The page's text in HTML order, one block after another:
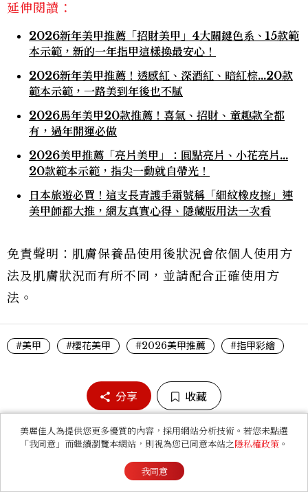
延伸閱讀：
2026新年美甲推薦「招財美甲」4大關鍵色系、15款範
本示範，新的一年指甲這樣換最安心！
2026新年美甲推薦！透感紅、深酒紅、暗紅棕…20款
範本示範，一路美到年後也不膩
2026馬年美甲20款推薦！喜氣、招財、童趣款全都
有，過年開運必做
2026美甲推薦「亮片美甲」：圓點亮片、小花亮片…
20款範本示範，指尖一動就自帶光！
日本旅遊必買！這支長青護手霜號稱「細紋橡皮擦」連
美甲師都大推，網友真實心得、隱藏版用法一次看
免責聲明：肌膚保養品使用後狀況會依個人使用方
法及肌膚狀況而有所不同，並請配合正確使用方
法。
#美甲 #櫻花美甲 #2026美甲推薦 #指甲彩繪
分享 收藏
Beauty&Health Editor
美麗佳人為提供您更多優質的內容，採用網站分析技術。若您未點選
「我同意」而繼續瀏覽本網站，則視為您已同意本站之隱私權政策 。
我同意